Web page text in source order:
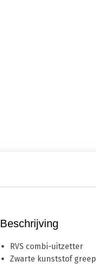
Beschrijving
RVS combi-uitzetter
Zwarte kunststof greep